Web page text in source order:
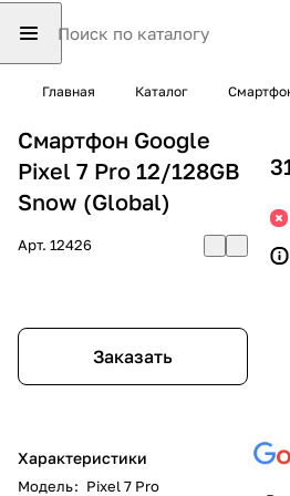
Главная Каталог
Смартфон Google
Pixel 7 Pro 12/128GB
Snow (Global)
Арт. 12426
Заказать
Характеристики
Модель: Pixel 7 Pro